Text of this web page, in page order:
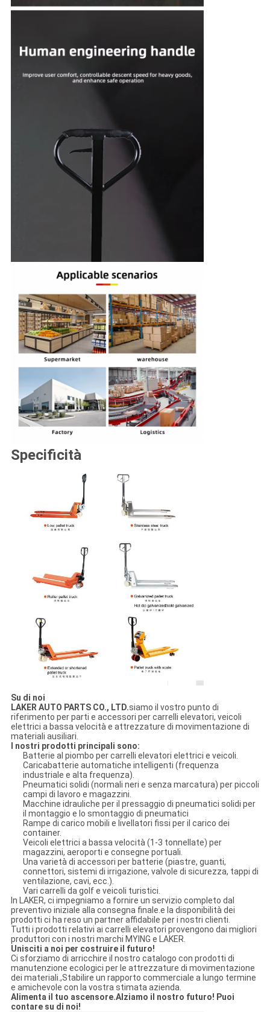
Specificità
Su di noi
LAKER AUTO PARTS CO., LTD.siamo il vostro punto di
riferimento per parti e accessori per carrelli elevatori, veicoli
elettrici a bassa velocità e attrezzature di movimentazione di
materiali ausiliari.
I nostri prodotti principali sono:
Batterie al piombo per carrelli elevatori elettrici e veicoli.
Caricabatterie automatiche intelligenti (frequenza
industriale e alta frequenza).
Pneumatici solidi (normali neri e senza marcatura) per piccoli
campi di lavoro e magazzini.
Macchine idrauliche per il pressaggio di pneumatici solidi per
il montaggio e lo smontaggio di pneumatici
Rampe di carico mobili e livellatori fissi per il carico dei
container.
Veicoli elettrici a bassa velocità (1-3 tonnellate) per
magazzini, aeroporti e consegne portuali.
Una varietà di accessori per batterie (piastre, guanti,
connettori, sistemi di irrigazione, valvole di sicurezza, tappi di
ventilazione, cavi, ecc.).
Vari carrelli da golf e veicoli turistici.
In LAKER, ci impegniamo a fornire un servizio completo dal
preventivo iniziale alla consegna finale.e la disponibilità dei
prodotti ci ha reso un partner affidabile per i nostri clienti.
Tutti i prodotti relativi ai carrelli elevatori provengono dai migliori
produttori con i nostri marchi MYING e LAKER.
Unisciti a noi per costruire il futuro!
Ci sforziamo di arricchire il nostro catalogo con prodotti di
manutenzione ecologici per le attrezzature di movimentazione
dei materiali.,Stabilire un rapporto commerciale a lungo termine
e amichevole con la vostra stimata azienda.
Alimenta il tuo ascensore.Alziamo il nostro futuro! Puoi
contare su di noi!